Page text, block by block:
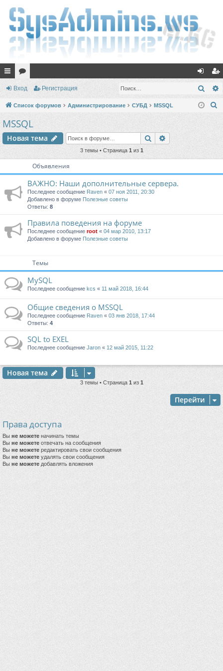
с
ы
и
ор хо
д
ег
ис
Вход Регистрация
Список форумов Администрирование СУБД MSSQL
MSSQL
Новая тема Поиск
3 темы • Страница 1из 1
Объявления
ВАЖНО: Наши дополнительные сервера.
Последнее сообщение Raven « 07 ноя 2011, 20:30
Добавлено в форуме Полезные советы
Ответы: 8
Правила поведения на форуме
Последнее сообщение root « 04 мар 2010, 13:17
Добавлено в форуме Полезные советы
Темы
MySQL
Последнее сообщение kcs « 11 май 2018, 16:44
Общие сведения о MSSQL
Последнее сообщение Raven « 03 янв 2018, 17:44
Ответы: 4
SQL to EXEL
Последнее сообщение Jaron « 12 май 2015, 11:22
Новая тема
3 темы • Страница 1 из 1
Перейти
Права доступа
Вы не можете начинать темы
Вы не можете отвечать на сообщения
Вы не можете редактировать свои сообщения
Вы не можете удалять свои сообщения
Вы не можете добавлять вложения